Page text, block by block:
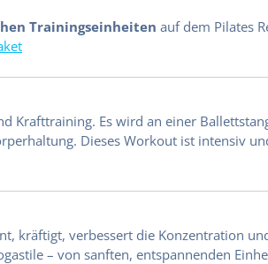
Trainingseinheiten auf dem Pilates
Krafttraining. Es wird an einer
Dieses Workout ist intensiv
kräftigt, verbessert die Konzentration
– von sanften, entspannenden